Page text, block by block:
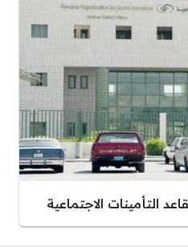
التأمينات الاجتماعية